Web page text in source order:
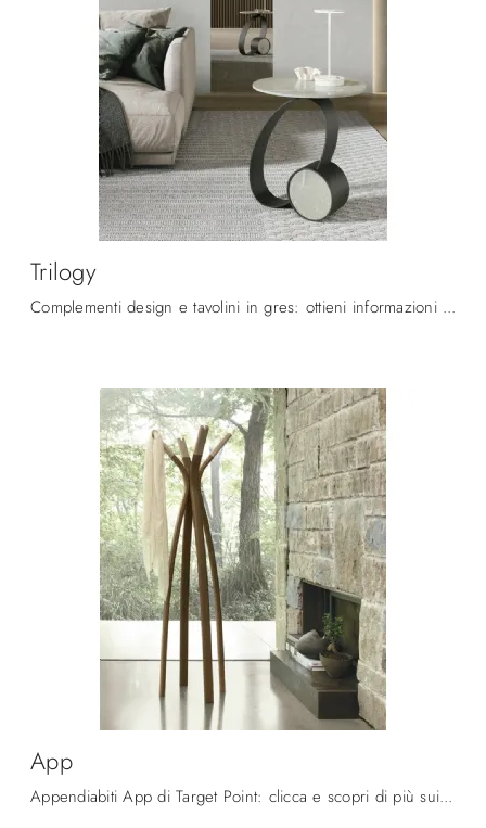
Trilogy
Complementi design e tavolini in gres: ottieni informazioni sul modello Trilogy di Target Point e potrai arricchire i tuoi locali.
App
Appendiabiti App di Target Point: clicca e scopri di più sui Complementi e appendiabiti design in metallo del noto e rinomato brand!